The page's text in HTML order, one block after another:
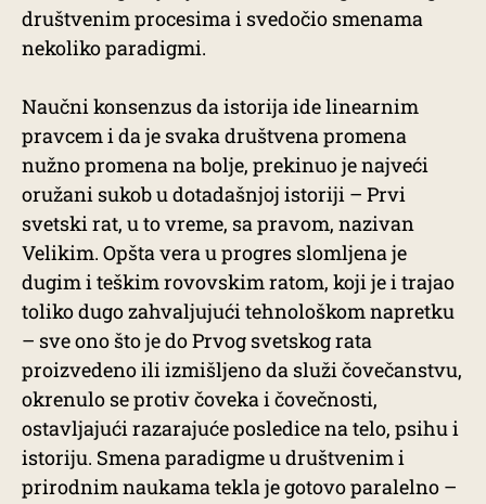
društvenim procesima i svedočio smenama
nekoliko paradigmi.
Naučni konsenzus da istorija ide linearnim
pravcem i da je svaka društvena promena
nužno promena na bolje, prekinuo je najveći
oružani sukob u dotadašnjoj istoriji – Prvi
svetski rat, u to vreme, sa pravom, nazivan
Velikim. Opšta vera u progres slomljena je
dugim i teškim rovovskim ratom, koji je i trajao
toliko dugo zahvaljujući tehnološkom napretku
– sve ono što je do Prvog svetskog rata
proizvedeno ili izmišljeno da služi čovečanstvu,
okrenulo se protiv čoveka i čovečnosti,
ostavljajući razarajuće posledice na telo, psihu i
istoriju. Smena paradigme u društvenim i
prirodnim naukama tekla je gotovo paralelno –